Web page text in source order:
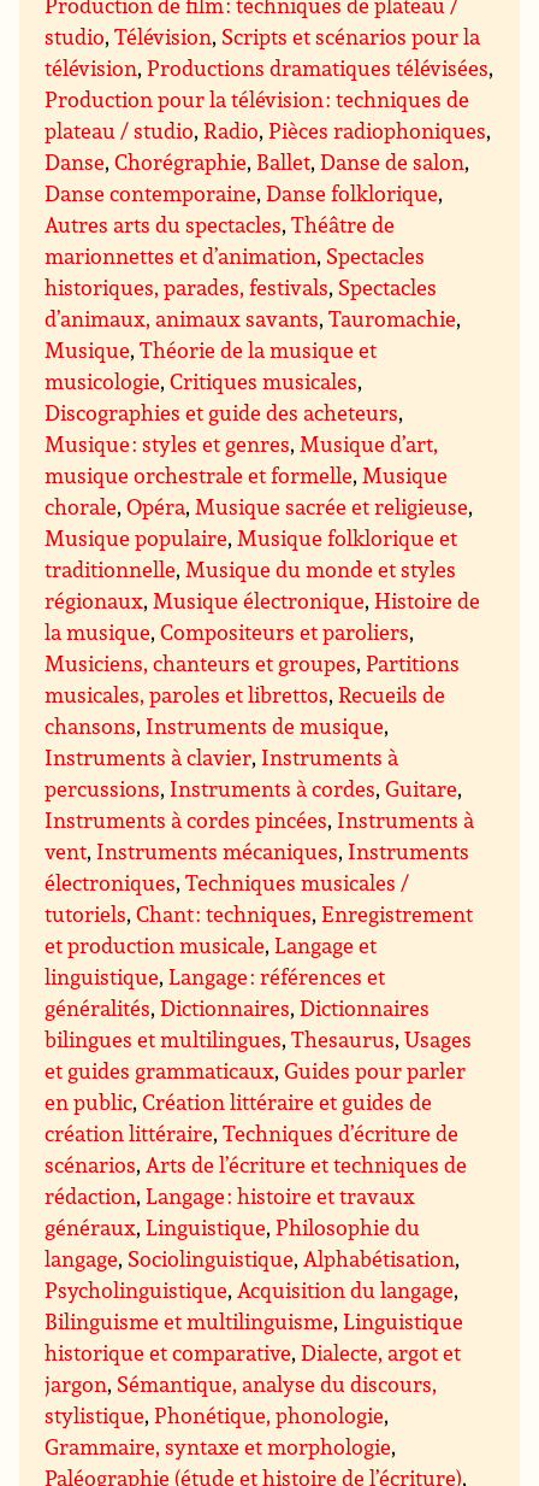
studio,Télévision, Scripts et scénarios pour la
télévision,Productions dramatiques télévisées,
Production pour la télévision : techniques de
plateau / studio,Radio,Pièces radiophoniques,
Danse,Chorégraphie, Ballet,Danse de salon,
Danse contemporaine,Danse folklorique,
Autres arts du spectacles,Théâtre de
marionnettes et d’animation, Spectacles
historiques, parades, festivals, Spectacles
d’animaux, animaux savants,Tauromachie,
Musique,Théorie de la musique et
musicologie,Critiques musicales,
Discographies et guide des acheteurs,
Musique : styles et genres,Musique d’art,
musique orchestrale et formelle,Musique
chorale,Opéra,Musique sacrée et religieuse,
Musique populaire,Musique folklorique et
traditionnelle,Musique du monde et styles
régionaux,Musique électronique,Histoire de
la musique,Compositeurs et paroliers,
Musiciens, chanteurs et groupes,Partitions
musicales, paroles et librettos,Recueils de
chansons, Instruments de musique,
Instruments à clavier, Instruments à
percussions, Instruments à cordes,Guitare,
Instruments à cordes pincées, Instruments à
vent, Instruments mécaniques, Instruments
électroniques,Techniques musicales /
tutoriels,Chant : techniques,Enregistrement
et production musicale,Langage et
linguistique,Langage : références et
généralités,Dictionnaires,Dictionnaires
bilingues et multilingues,Thesaurus,Usages
et guides grammaticaux,Guides pour parler
en public,Création littéraire et guides de
création littéraire,Techniques d’écriture de
scénarios,Arts de l’écriture et techniques de
rédaction,Langage : histoire et travaux
généraux,Linguistique,Philosophie du
langage, Sociolinguistique,Alphabétisation,
Psycholinguistique,Acquisition du langage,
Bilinguisme et multilinguisme,Linguistique
historique et comparative,Dialecte, argot et
jargon, Sémantique, analyse du discours,
stylistique,Phonétique, phonologie,
Grammaire, syntaxe et morphologie,
Paléographie (étude et histoire de l’écriture),